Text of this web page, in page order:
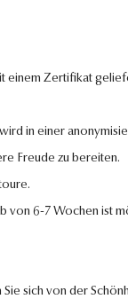
einem Zertifikat
in einer
Freude zu bereiten.
von 6-7 Wochen ist
sich von der